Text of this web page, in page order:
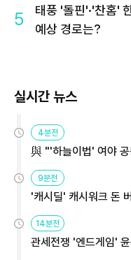
5
태풍 '돌핀'·'찬홈'
예상 경로는?
실시간 뉴스
4분전
與 "'하늘이법' 여야
9분전
'캐시딜' 캐시워크 돈
14분전
관세전쟁 '엔드게임'